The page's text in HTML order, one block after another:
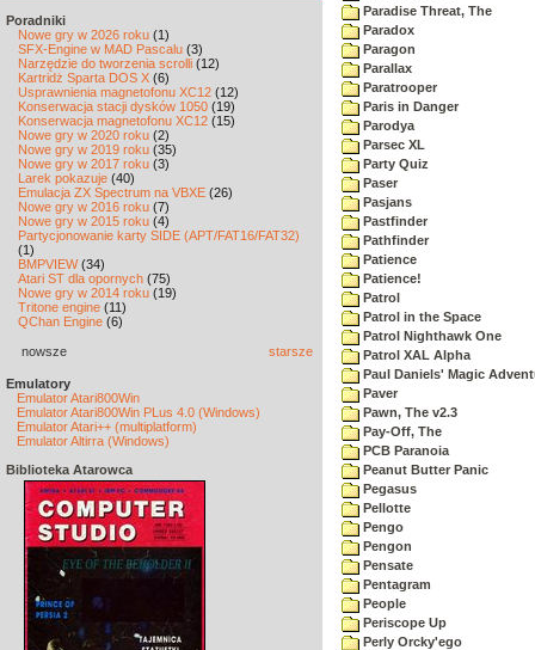
Poradniki
Nowe gry w 2026 roku (1)
SFX-Engine w MAD Pascalu (3)
Narzędzie do tworzenia scrolli (12)
Kartridż Sparta DOS X (6)
Usprawnienia magnetofonu XC12 (12)
Konserwacja stacji dysków 1050 (19)
Konserwacja magnetofonu XC12 (15)
Nowe gry w 2020 roku (2)
Nowe gry w 2019 roku (35)
Nowe gry w 2017 roku (3)
Larek pokazuje (40)
Emulacja ZX Spectrum na VBXE (26)
Nowe gry w 2016 roku (7)
Nowe gry w 2015 roku (4)
Partycjonowanie karty SIDE (APT/FAT16/FAT32)
(1)
BMPVIEW(34)
Atari ST dla opornych (75)
Nowe gry w 2014 roku (19)
Tritone engine (11)
QChan Engine (6)
nowsze starsze
Emulatory
Emulator Atari800Win
Emulator Atari800Win PLus 4.0 (Windows)
Emulator Atari++ (multiplatform)
Emulator Altirra (Windows)
Biblioteka Atarowca
Paradise Threat, The
Paradox
Paragon
Parallax
Paratrooper
Paris in Danger
Parodya
Parsec XL
Party Quiz
Paser
Pasjans
Pastfinder
Pathfinder
Patience
Patience!
Patrol
Patrol in the Space
Patrol Nighthawk One
Patrol XAL Alpha
Paul Daniels' Magic
Paver
Pawn, The v2.3
Pay-Off, The
PCB Paranoia
Peanut Butter Panic
Pegasus
Pellotte
Pengo
Pengon
Pensate
Pentagram
People
Periscope Up
Perly Orcky'ego